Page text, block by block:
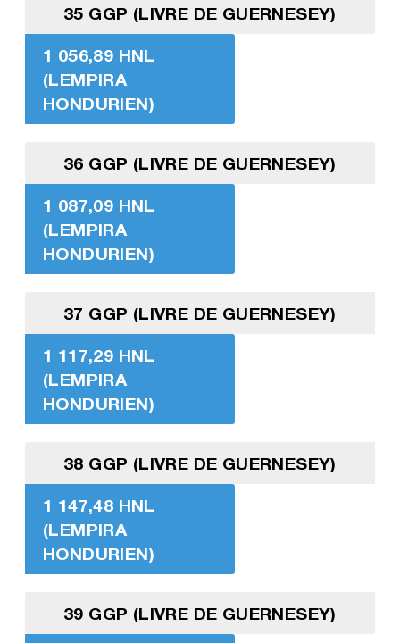
35 GGP (LIVRE DE GUERNESEY)
1 056,89 HNL
(LEMPIRA
HONDURIEN)
36 GGP (LIVRE DE GUERNESEY)
1 087,09 HNL
(LEMPIRA
HONDURIEN)
37 GGP (LIVRE DE GUERNESEY)
1 117,29 HNL
(LEMPIRA
HONDURIEN)
38 GGP (LIVRE DE GUERNESEY)
1 147,48 HNL
(LEMPIRA
HONDURIEN)
39 GGP (LIVRE DE GUERNESEY)